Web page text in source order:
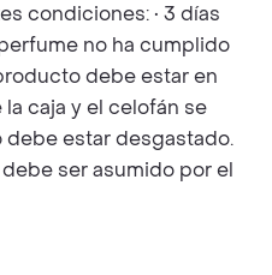
condiciones: • 3 días
no ha cumplido
debe estar en
caja y el celofán se
debe estar desgastado.
ser asumido por el